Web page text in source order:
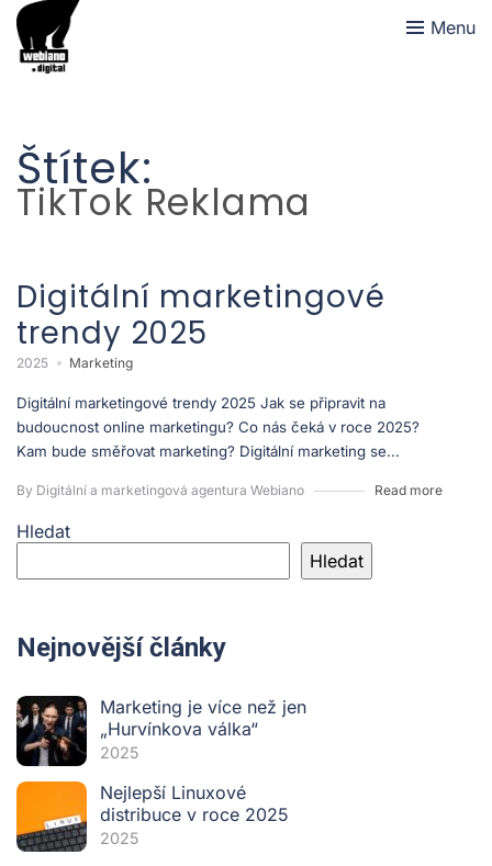
Menu
Štítek:
TikTok Reklama
Digitální marketingové
trendy 2025
2025 Marketing
Digitální marketingové trendy 2025 Jak se připravit na
budoucnost online marketingu? Co nás čeká v roce 2025?
Kam bude směřovat marketing? Digitální marketing se...
By Digitální a marketingová agentura Webiano Read more
Hledat
Hledat
Nejnovější články
Marketing je více než jen
„Hurvínkova válka“
2025
Nejlepší Linuxové
distribuce v roce 2025
2025